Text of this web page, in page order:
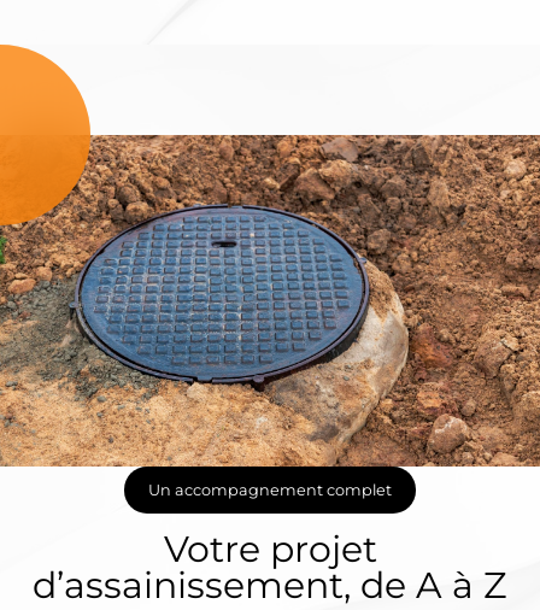
Un accompagnement complet
Votre projet
d’assainissement, de A à Z